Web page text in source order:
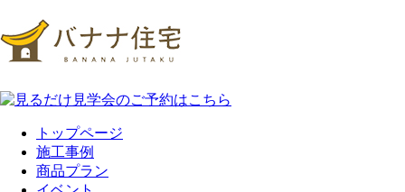
トップページ
施工事例
商品プラン